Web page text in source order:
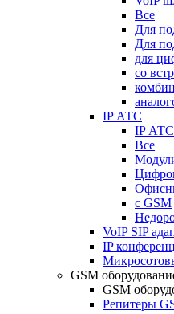
Все
Для
Для
для
со
IP АТС
IP АТС
Все
с GSM
VoIP SIP
IP
GSM
GSM
Репитеры